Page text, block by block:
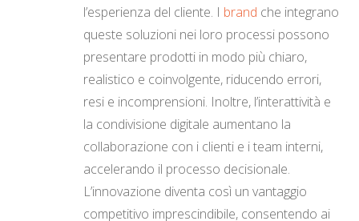
l’esperienza del cliente. I brand che integrano
queste soluzioni nei loro processi possono
presentare prodotti in modo più chiaro,
realistico e coinvolgente, riducendo errori,
resi e incomprensioni. Inoltre, l’interattività e
la condivisione digitale aumentano la
collaborazione con i clienti e i team interni,
accelerando il processo decisionale.
L’innovazione diventa così un vantaggio
competitivo imprescindibile, consentendo ai